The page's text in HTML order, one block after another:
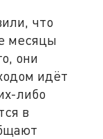
что
месяцы
они
идёт
либо
в